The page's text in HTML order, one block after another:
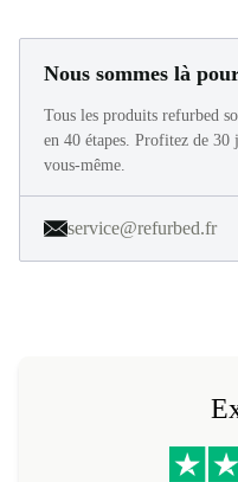
Nous sommes là
Tous les produits refurbed
en 40 étapes. Profitez de 30
vous-même.
service@refurbed.fr